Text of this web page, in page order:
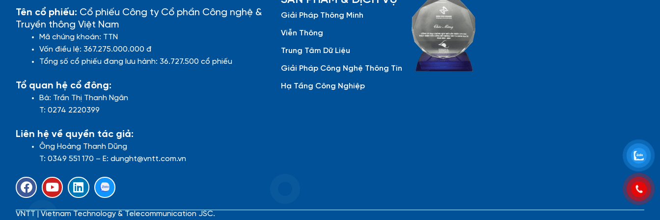
Tên cổ phiếu: Cổ phiếu Công ty Cổ phần Công nghệ &
Truyền thông Việt Nam
Mã chứng khoán: TTN
Vốn điều lệ: 367.275.000.000 đ
Tổng số cổ phiếu đang lưu hành: 36.727.500 cổ phiếu
Tổ quan hệ cổ đông:
Bà: Trần Thị Thanh Ngân
T: 0274 2220399
Liên hệ về quyền tác giả:
Ông Hoàng Thanh Dũng
T: 0349 551 170 – E: dunght@vntt.com.vn
F
a
e
Y
o
t
L
i
k
Giải Pháp Thông Minh
Viễn Thông
Trung Tâm Dữ Liệu
Giải Pháp Công Nghệ Thông Tin
Hạ Tầng Công Nghiệp
VNTT | Vietnam Technology & Telecommunication JSC.